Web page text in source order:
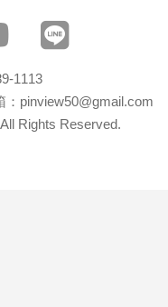
1113
pinview50@gmail.com
Rights Reserved.